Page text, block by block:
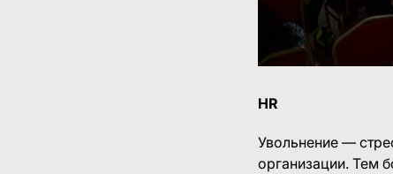
HR
Увольнение —
организации. Тем